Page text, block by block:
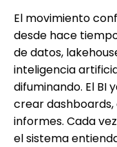
El movimiento
desde hace
de datos,
inteligencia
difuminando. El BI
crear
informes. Cada
el sistema